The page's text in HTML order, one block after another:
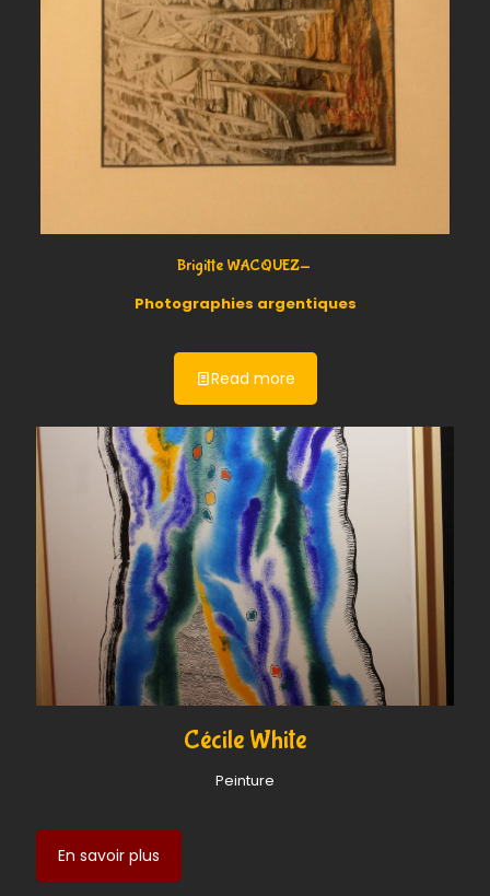
Brigitte WACQUEZ-
Photographies argentiques
Read more
Cécile White
Peinture
En savoir plus